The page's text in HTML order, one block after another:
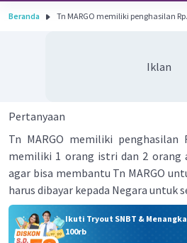
Beranda Tn MARGO memiliki penghasilan
Iklan
Pertanyaan
Tn MARGO memiliki penghasilan
memiliki 1 orang istri dan 2 orang
agar bisa membantu Tn MARGO
harus dibayar kepada Negara untuk
Ikuti Tryout SNBT &
100rb